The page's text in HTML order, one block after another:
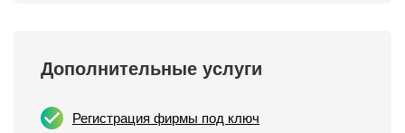
Дополнительные услуги
Регистрация фирмы под ключ